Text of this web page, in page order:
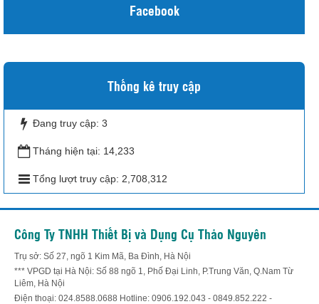
Facebook
Thống kê truy cập
Đang truy cập: 3
Tháng hiện tại: 14,233
Tổng lượt truy cập: 2,708,312
Công Ty TNHH Thiết Bị và Dụng Cụ Thảo Nguyên
Trụ sở: Số 27, ngõ 1 Kim Mã, Ba Đình, Hà Nội
*** VPGD tại Hà Nội: Số 88 ngõ 1, Phố Đại Linh, P.Trung Văn, Q.Nam Từ
Liêm, Hà Nội
Điện thoại: 024.8588.0688 Hotline: 0906.192.043 - 0849.852.222 -